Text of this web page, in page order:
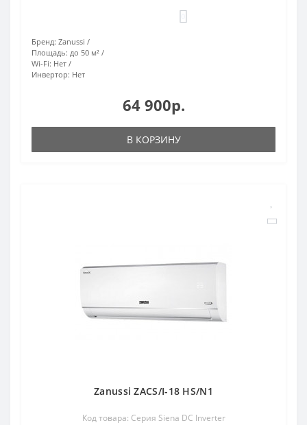
Бренд: Zanussi
Площадь: до 50 м²
Wi-Fi: Нет
Инвертор: Нет
64 900р.
В КОРЗИНУ
Zanussi ZACS/I-18 HS/N1
Код товара: Серия Siena DC Inverter